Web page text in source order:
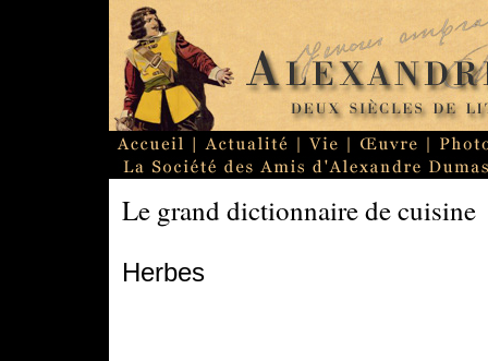
Le grand dictionnaire de cuisine
Herbes